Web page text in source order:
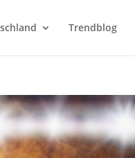
Trendblog